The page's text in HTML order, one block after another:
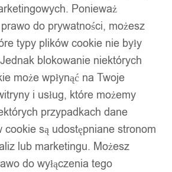
/Meble/Łóżka i kojce/ Kojce
Ponieważ
do prywatności, możesz
typy plików cookie nie były
blokowanie niektórych
może wpłynąć na Twoje
i usług, które możemy
przypadkach dane
cookie są udostępniane stronom
lub marketingu. Możesz
do wyłączenia tego